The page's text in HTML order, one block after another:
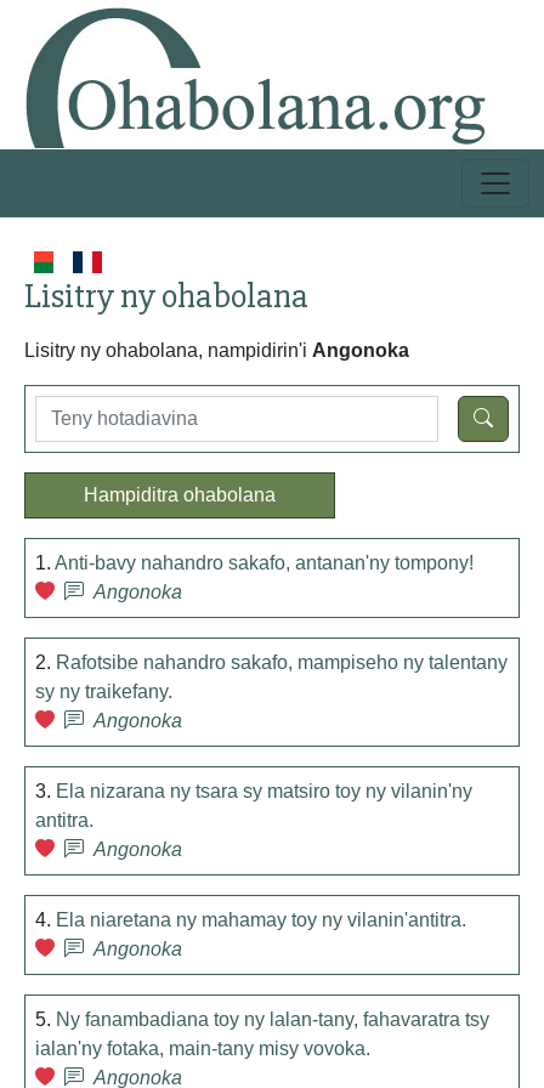
Lisitry ny ohabolana
Lisitry ny ohabolana, nampidirin'i Angonoka
Hampiditra ohabolana
1. Anti-bavy nahandro sakafo, antanan'ny tompony!
Angonoka
2. Rafotsibe nahandro sakafo, mampiseho ny talentany
sy ny traikefany.
Angonoka
3. Ela nizarana ny tsara sy matsiro toy ny vilanin'ny
antitra.
Angonoka
4. Ela niaretana ny mahamay toy ny vilanin'antitra.
Angonoka
5. Ny fanambadiana toy ny lalan-tany, fahavaratra tsy
ialan'ny fotaka, main-tany misy vovoka.
Angonoka